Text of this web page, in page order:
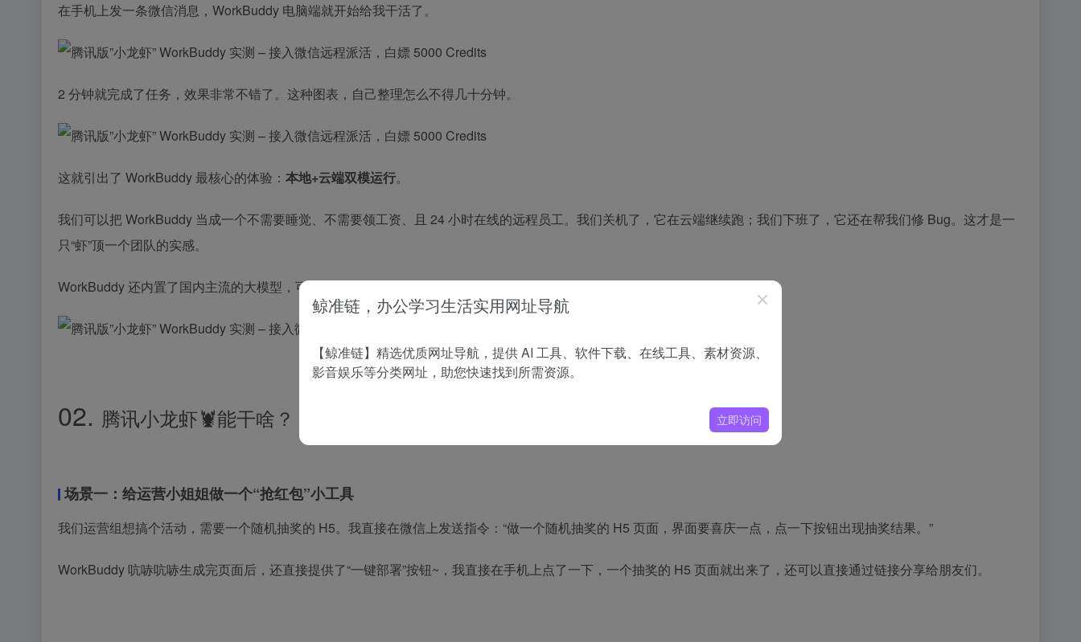
在手机上发一条微信消息，WorkBuddy 电脑端就开始给我干活了。
2 分钟就完成了任务，效果非常不错了。这种图表，自己整理怎么不得几十分钟。
这就引出了 WorkBuddy 最核心的体验： 本地+云端双模运行。
我们可以把 WorkBuddy 当成一个不需要睡觉、不需要领工资、且 24 小时在线的远程员工。我们关机了，它在云端继续跑；我们下班了，它还在帮我们修 Bug。这才是一
只“虾”顶一个团队的实感。
WorkBuddy 还内置了国内主流的大模型，可以直接选择，再也不用费力配置 API Key 了。
02. 腾讯小龙虾🦞能干啥？
场景一：给运营小姐姐做一个“抢红包”小工具
我们运营组想搞个活动，需要一个随机抽奖的 H5。我直接在微信上发送指令：“做一个随机抽奖的 H5 页面，界面要喜庆一点，点一下按钮出现抽奖结果。”
WorkBuddy 吭哧吭哧生成完页面后，还直接提供了“一键部署”按钮~，我直接在手机上点了一下，一个抽奖的 H5 页面就出来了，还可以直接通过链接分享给朋友们。
鲸准链，办公学习生活实用网址导航
【鲸准链】精选优质网址导航，提供 AI 工具、软件下载、在线工具、素材资源、
影音娱乐等分类网址，助您快速找到所需资源。
立即访问